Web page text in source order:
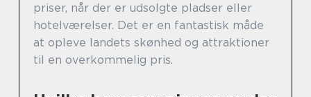
priser, når der er udsolgte pladser eller
hotelværelser. Det er en fantastisk måde
at opleve landets skønhed og attraktioner
til en overkommelig pris.